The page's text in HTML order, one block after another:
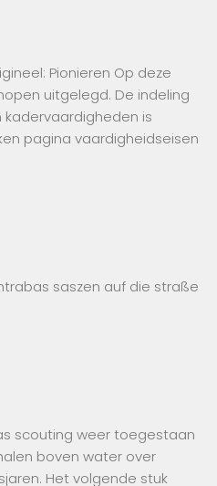
Pionieren Op deze
uitgelegd. De indeling
is
pagina vaardigheidseisen
saszen auf die straße
scouting weer toegestaan
boven water over
Het volgende stuk